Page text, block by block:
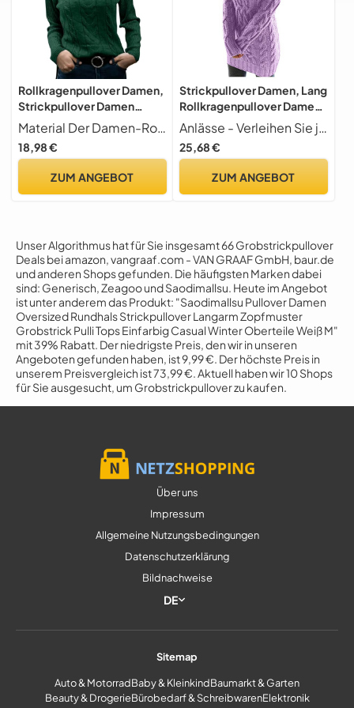
Rollkragenpullover Damen,
Strickpullover Damen
Cable Knit
Rollkragenpullover
Oversize Langarm Pullover
Grobstrickpullover Pulli
Material Der Damen-Rollkragenpullover Ist Aus Hautfreundlichem Strickmaterial Gefertigt (Leicht, Weich, Bequem Und Warm)
18,98 €
ZUM ANGEBOT
Strickpullover Damen, Lang
Rollkragenpullover Damen
Cable Grobstrick Pullover
Warm Strickpullover
Elegant Langarm Pulli
Sweater Winter Hohe Taille
Anlässe - Verleihen Sie jedem Festtag einen besonderen Glanz! Unser Kleidungsstück besticht durch elegante Details und einen Hauch von festlicher Eleganz, die Sie auf Weihnachtsfeiern, Silvestergalas oder festlichen Diners hervorstechen lässt.
25,68 €
ZUM ANGEBOT
Unser Algorithmus hat für Sie insgesamt 66 Grobstrickpullover
Deals bei amazon, vangraaf.com - VAN GRAAF GmbH, baur.de
und anderen Shops gefunden. Die häufigsten Marken dabei
sind: Generisch, Zeagoo und Saodimallsu. Heute im Angebot
ist unter anderem das Produkt: "Saodimallsu Pullover Damen
Oversized Rundhals Strickpullover Langarm Zopfmuster
Grobstrick Pulli Tops Einfarbig Casual Winter Oberteile Weiß M"
mit 39% Rabatt. Der niedrigste Preis, den wir in unseren
Angeboten gefunden haben, ist 9,99 €. Der höchste Preis in
unserem Preisvergleich ist 73,99 €. Aktuell haben wir 10 Shops
für Sie ausgesucht, um Grobstrickpullover zu kaufen.
Über uns
Impressum
Allgemeine Nutzungsbedingungen
Datenschutzerklärung
Bildnachweise
DE
Sitemap
Auto & MotorradBaby & KleinkindBaumarkt & Garten
Beauty & DrogerieBürobedarf & SchreibwarenElektronik